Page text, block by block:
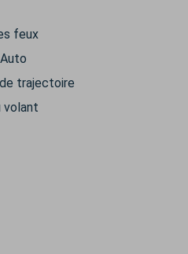
feux
trajectoire
volant